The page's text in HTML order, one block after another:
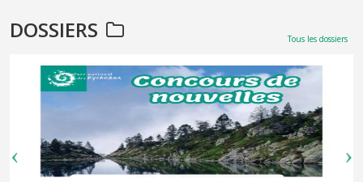
DOSSIERS Tous les dossiers